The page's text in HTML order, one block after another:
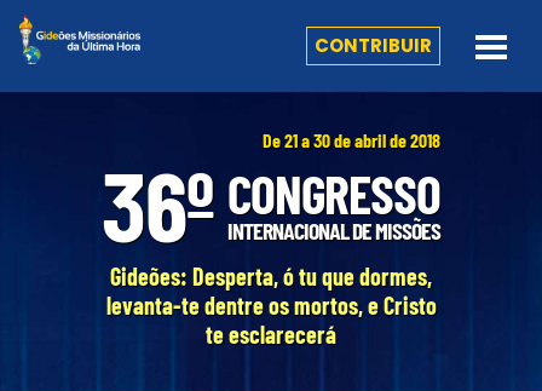
CONTRIBUIR
De 21 a 30 de abril de 2018
36º CONGRESSO
INTERNACIONAL DE MISSÕES
Gideões: Desperta, ó tu que dormes,
levanta-te dentre os mortos, e Cristo
te esclarecerá